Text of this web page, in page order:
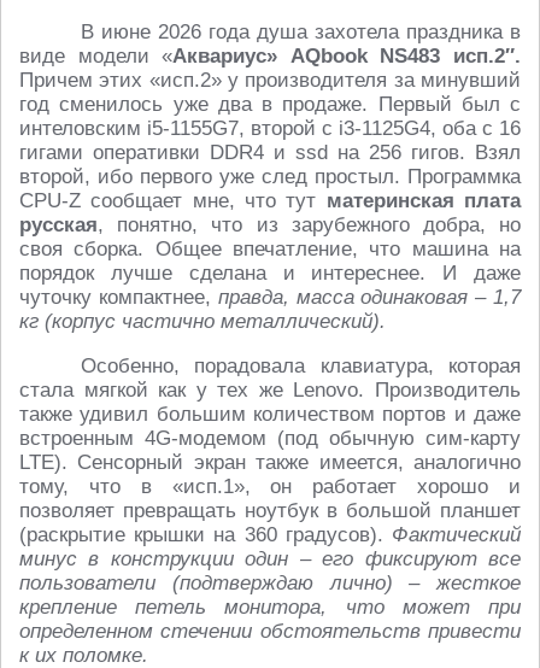
В июне 2026 года душа захотела праздника в
виде модели «Аквариус» AQbook NS483 исп.2″.
Причем этих «исп.2» у производителя за минувший
год сменилось уже два в продаже. Первый был с
интеловским i5-1155G7, второй с i3-1125G4, оба с 16
гигами оперативки DDR4 и ssd на 256 гигов. Взял
второй, ибо первого уже след простыл. Программка
CPU-Z сообщает мне, что тут материнская плата
русская, понятно, что из зарубежного добра, но
своя сборка. Общее впечатление, что машина на
порядок лучше сделана и интереснее. И даже
чуточку компактнее, правда, масса одинаковая – 1,7
кг (корпус частично металлический).
Особенно, порадовала клавиатура, которая
стала мягкой как у тех же Lenovo. Производитель
также удивил большим количеством портов и даже
встроенным 4G-модемом (под обычную сим-карту
LTE). Сенсорный экран также имеется, аналогично
тому, что в «исп.1», он работает хорошо и
позволяет превращать ноутбук в большой планшет
(раскрытие крышки на 360 градусов). Фактический
минус в конструкции один – его фиксируют все
пользователи (подтверждаю лично) – жесткое
крепление петель монитора, что может при
определенном стечении обстоятельств привести
к их поломке.